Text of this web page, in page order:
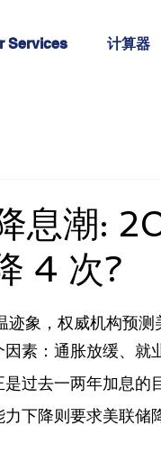
Services 计算器
息潮:
4 次?
迹象，权威机构预
素：通胀放缓、就
过去一两年加息
下降则要求美联储